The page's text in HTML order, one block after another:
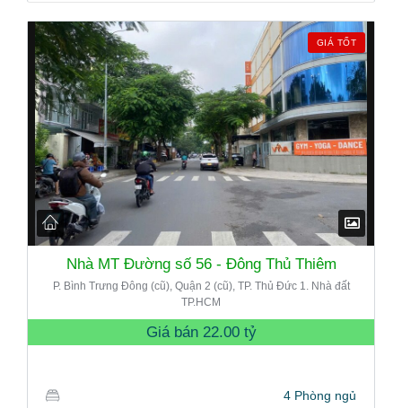
GIÁ TỐT
Nhà MT Đường số 56 - Đông Thủ Thiêm
P. Bình Trưng Đông (cũ), Quận 2 (cũ), TP. Thủ Đức 1. Nhà đất
TP.HCM
Giá bán 22.00 tỷ
4 Phòng ngủ